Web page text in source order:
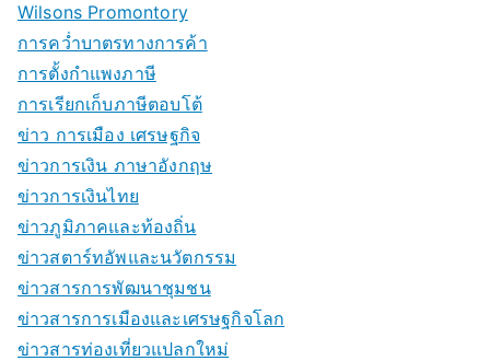
Wilsons Promontory
การคว่ำบาตรทางการค้า
การตั้งกำแพงภาษี
การเรียกเก็บภาษีตอบโต้
ข่าว การเมือง เศรษฐกิจ
ข่าวการเงิน ภาษาอังกฤษ
ข่าวการเงินไทย
ข่าวภูมิภาคและท้องถิ่น
ข่าวสตาร์ทอัพและนวัตกรรม
ข่าวสารการพัฒนาชุมชน
ข่าวสารการเมืองและเศรษฐกิจโลก
ข่าวสารท่องเที่ยวแปลกใหม่